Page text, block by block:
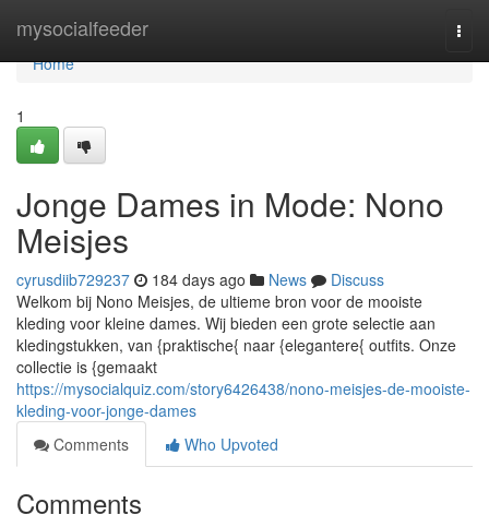
mysocialfeeder
Home
Home
1
Jonge Dames in Mode: Nono
Meisjes
cyrusdiib729237 184 days ago News
Discuss
Welkom bij Nono Meisjes, de ultieme bron voor de mooiste
kleding voor kleine dames. Wij bieden een grote selectie aan
kledingstukken, van {praktische{ naar {elegantere{ outfits. Onze
collectie is {gemaakt
https://mysocialquiz.com/story6426438/nono-meisjes-de-mooiste-
kleding-voor-jonge-dames
Comments
Who Upvoted
Comments